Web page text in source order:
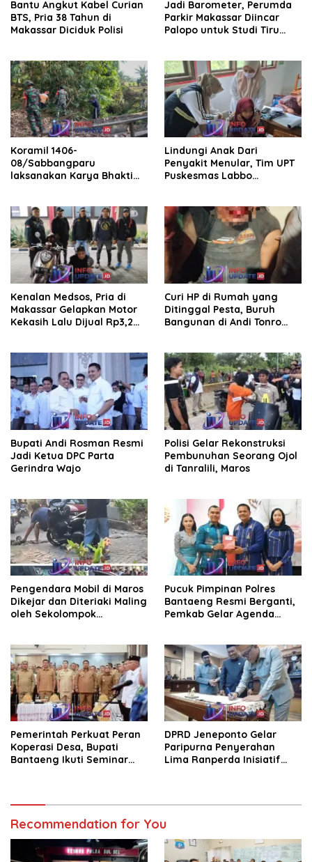
Bantu Angkut Kabel Curian
BTS, Pria 38 Tahun di
Makassar Diciduk Polisi
Jadi Barometer, Perumda
Parkir Makassar Diincar
Palopo untuk Studi Tiru
Koramil 1406-
08/Sabbangparu
laksanakan Karya Bhakti
Lindungi Anak Dari
Penyakit Menular, Tim UPT
Puskesmas Labbo
Kenalan Medsos, Pria di
Makassar Gelapkan Motor
Kekasih Lalu Dijual Rp3,2
Curi HP di Rumah yang
Ditinggal Pesta, Buruh
Bangunan di Andi Tonro
Bupati Andi Rosman Resmi
Jadi Ketua DPC Parta
Gerindra Wajo
Polisi Gelar Rekonstruksi
Pembunuhan Seorang Ojol
di Tanralili, Maros
Pengendara Mobil di Maros
Dikejar dan Diteriaki Maling
oleh Sekolompok
Pucuk Pimpinan Polres
Bantaeng Resmi Berganti,
Pemkab Gelar Agenda
Pemerintah Perkuat Peran
Koperasi Desa, Bupati
Bantaeng Ikuti Seminar
DPRD Jeneponto Gelar
Paripurna Penyerahan
Lima Ranperda Inisiatif
Recommendation for You